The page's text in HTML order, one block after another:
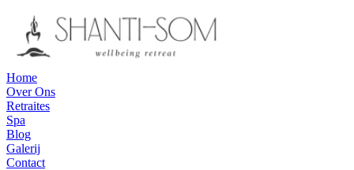
Home
Over Ons
Retraites
Spa
Blog
Galerij
Contact